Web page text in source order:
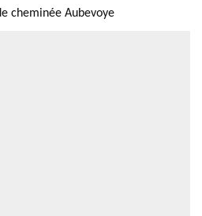
cheminée Aubevoye